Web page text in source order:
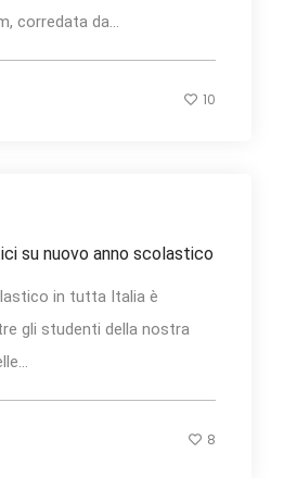
corredata da...
10
su nuovo anno scolastico
in tutta Italia è
gli studenti della nostra
8